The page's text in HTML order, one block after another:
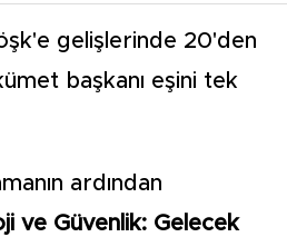
gelişlerinde 20'den
başkanı eşini tek
ardından
ve Güvenlik: Gelecek